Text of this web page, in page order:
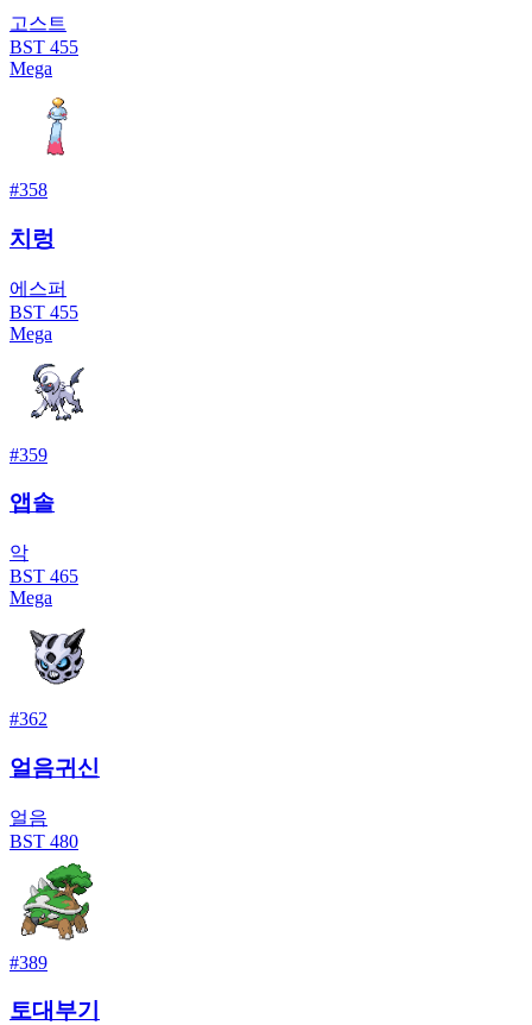
고스트
BST 455
Mega
#358
치렁
에스퍼
BST 455
Mega
#359
앱솔
악
BST 465
Mega
#362
얼음귀신
얼음
BST 480
#389
토대부기